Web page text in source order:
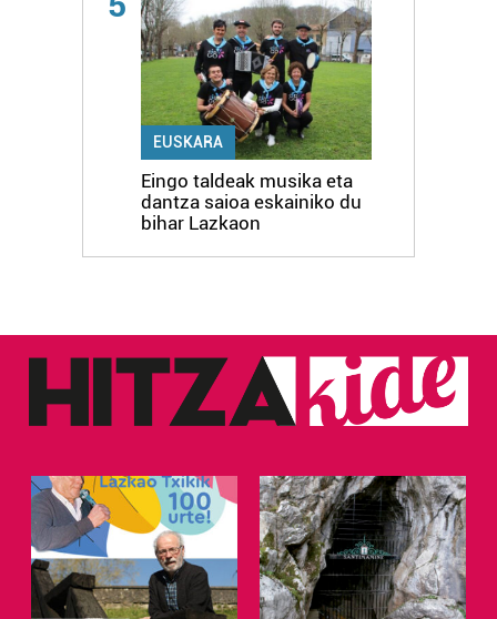
EUSKARA
Eingo taldeak musika eta
dantza saioa eskainiko du
bihar Lazkaon